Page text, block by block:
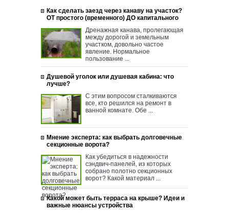
Как сделать заезд через канаву на участок?
ОТ простого (временного) ДО капитального
Дренажная канава, пролегающая
между дорогой и земельным
участком, довольно частое
явление. Нормальное
пользование ...
Душевой уголок или душевая кабина: что
лучше?
С этим вопросом сталкиваются
все, кто решился на ремонт в
ванной комнате. Обе ...
Мнение эксперта: как выбрать долговечные
секционные ворота?
Как убедиться в надежности
сэндвич-панелей, из которых
собрано полотно секционных
ворот? Какой материал ...
Какой может быть терраса на крыше? Идеи и
важные нюансы устройства